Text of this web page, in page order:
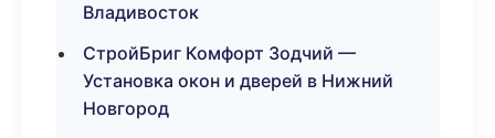
Владивосток
СтройБриг Комфорт Зодчий —
Установка окон и дверей в Нижний
Новгород